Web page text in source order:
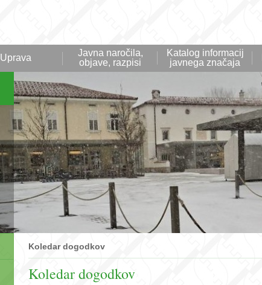
Uprava
Javna naročila,
objave, razpisi
Katalog informacij
javnega značaja
Koledar dogodkov
Koledar dogodkov